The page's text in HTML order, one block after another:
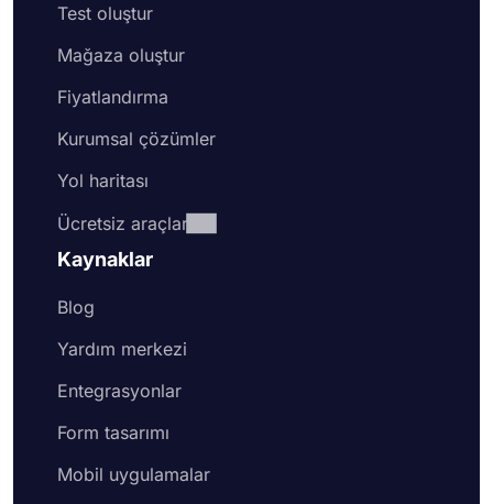
Test oluştur
Mağaza oluştur
Fiyatlandırma
Kurumsal çözümler
Yol haritası
Ücretsiz araçlar
Kaynaklar
Blog
Yardım merkezi
Entegrasyonlar
Form tasarımı
Mobil uygulamalar